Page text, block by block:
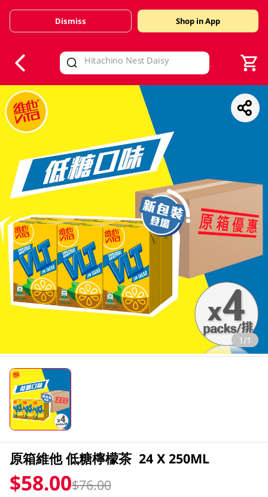
Valid Until 30 June 2026
Dismiss Shop in App
1/1
原箱維他 低糖檸檬茶 24 X 250ML
$58.00$76.00